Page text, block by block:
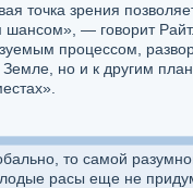
точка зрения
шансом», — говорит
процессом,
Земле, но и к другим
то самой
расы еще не